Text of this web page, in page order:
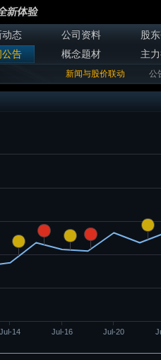
动态 公司资料
股
公告
概念题材 主
新闻与股价联动 公
Jul-14 Jul-16 Jul-20